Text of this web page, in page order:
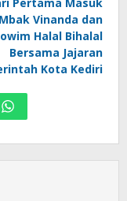
Vinanda dan
Halal Bihalal
Bersama Jajaran
Kota Kediri